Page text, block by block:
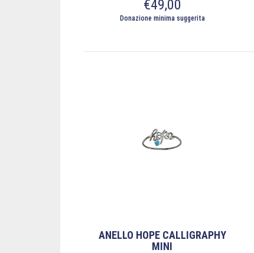
€49,00
Donazione minima suggerita
ANELLO HOPE CALLIGRAPHY
MINI